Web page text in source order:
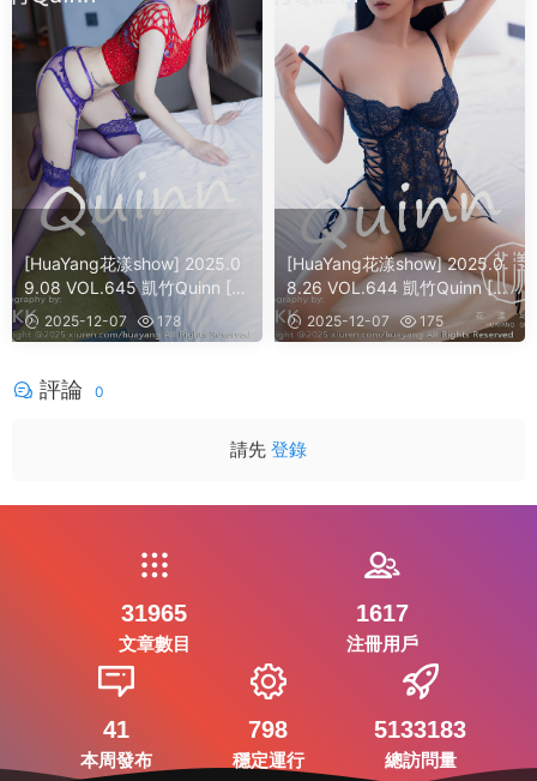
[HuaYang花漾show] 2025.0
9.08 VOL.645 凱竹Quinn [4
1] 2025-12-07 178
[HuaYang花漾show] 2025.0
8.26 VOL.644 凱竹Quinn [6
0] 2025-12-07 175
評論 0
請先 登錄
31965
文章數目
1617
注冊用戶
41
本周發布
798
穩定運行
5133183
總訪問量